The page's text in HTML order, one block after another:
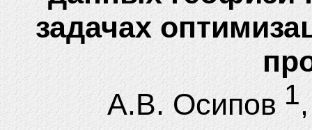
задачах
А.В. Осипов1